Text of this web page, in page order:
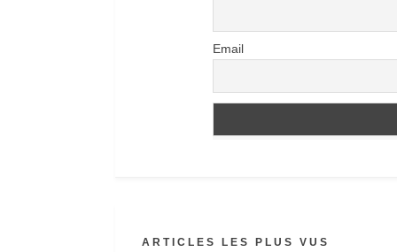
Email
ARTICLES LES PLUS VUS